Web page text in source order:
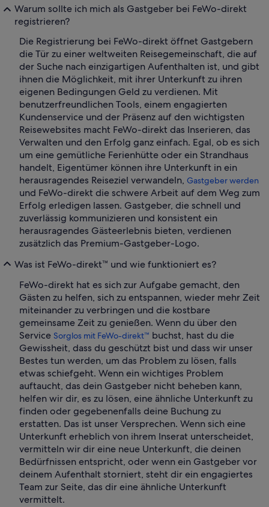
Warum sollte ich mich als Gastgeber bei FeWo-direkt
registrieren?
Die Registrierung bei FeWo-direkt öffnet Gastgebern
die Tür zu einer weltweiten Reisegemeinschaft, die auf
der Suche nach einzigartigen Aufenthalten ist, und gibt
ihnen die Möglichkeit, mit ihrer Unterkunft zu ihren
eigenen Bedingungen Geld zu verdienen. Mit
benutzerfreundlichen Tools, einem engagierten
Kundenservice und der Präsenz auf den wichtigsten
Reisewebsites macht FeWo-direkt das Inserieren, das
Verwalten und den Erfolg ganz einfach. Egal, ob es sich
um eine gemütliche Ferienhütte oder ein Strandhaus
handelt, Eigentümer können ihre Unterkunft in ein
herausragendes Reiseziel verwandeln, Gastgeber werden
und FeWo-direkt die schwere Arbeit auf dem Weg zum
Erfolg erledigen lassen. Gastgeber, die schnell und
zuverlässig kommunizieren und konsistent ein
herausragendes Gästeerlebnis bieten, verdienen
zusätzlich das Premium-Gastgeber-Logo.
Was ist FeWo-direkt™ und wie funktioniert es?
FeWo-direkt hat es sich zur Aufgabe gemacht, den
Gästen zu helfen, sich zu entspannen, wieder mehr Zeit
miteinander zu verbringen und die kostbare
gemeinsame Zeit zu genießen. Wenn du über den
Service Sorglos mit FeWo-direkt™ buchst, hast du die
Gewissheit, dass du geschützt bist und dass wir unser
Bestes tun werden, um das Problem zu lösen, falls
etwas schiefgeht. Wenn ein wichtiges Problem
auftaucht, das dein Gastgeber nicht beheben kann,
helfen wir dir, es zu lösen, eine ähnliche Unterkunft zu
finden oder gegebenenfalls deine Buchung zu
erstatten. Das ist unser Versprechen. Wenn sich eine
Unterkunft erheblich von ihrem Inserat unterscheidet,
vermitteln wir dir eine neue Unterkunft, die deinen
Bedürfnissen entspricht, oder wenn ein Gastgeber vor
deinem Aufenthalt storniert, steht dir ein engagiertes
Team zur Seite, das dir eine ähnliche Unterkunft
vermittelt.